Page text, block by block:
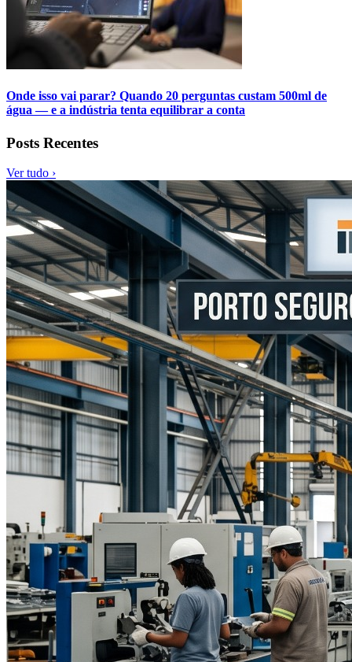
Onde isso vai parar? Quando 20 perguntas custam 500ml de
água — e a indústria tenta equilibrar a conta
Posts Recentes
Ver tudo ›